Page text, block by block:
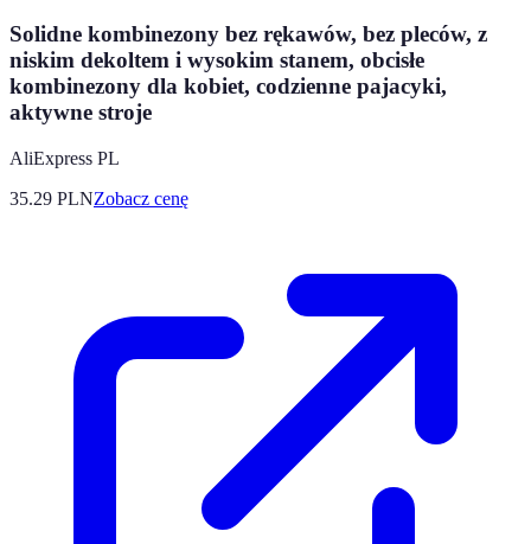
Solidne kombinezony bez rękawów, bez pleców, z
niskim dekoltem i wysokim stanem, obcisłe
kombinezony dla kobiet, codzienne pajacyki,
aktywne stroje
AliExpress PL
35.29 PLNZobacz cenę